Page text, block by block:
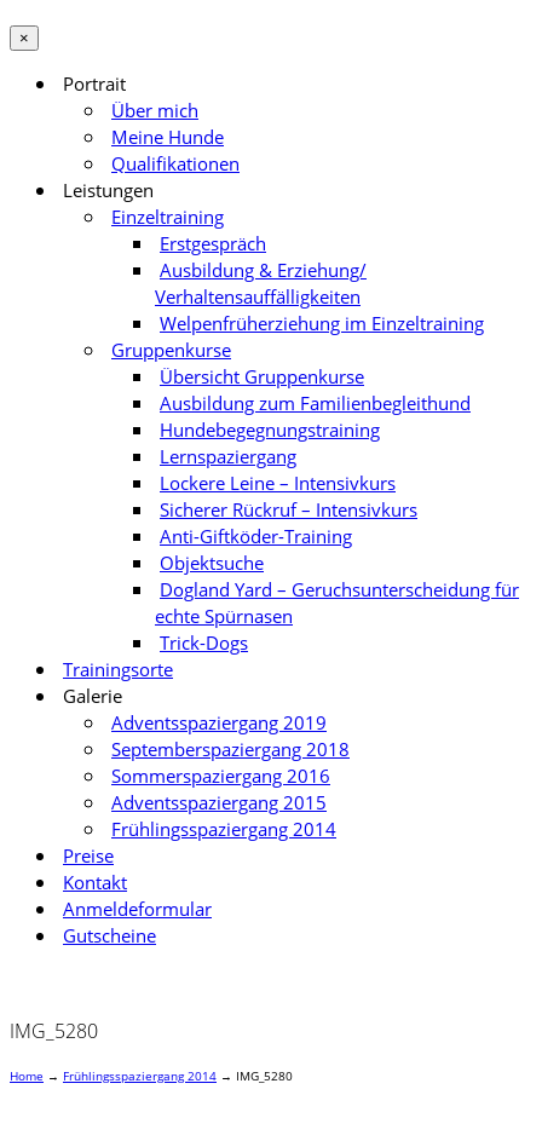
×
Portrait
Über mich
Meine Hunde
Qualifikationen
Leistungen
Einzeltraining
Erstgespräch
Ausbildung & Erziehung/
Verhaltensauffälligkeiten
Welpenfrüherziehung im Einzeltraining
Gruppenkurse
Übersicht Gruppenkurse
Ausbildung zum Familienbegleithund
Hundebegegnungstraining
Lernspaziergang
Lockere Leine – Intensivkurs
Sicherer Rückruf – Intensivkurs
Anti-Giftköder-Training
Objektsuche
Dogland Yard – Geruchsunterscheidung für
echte Spürnasen
Trick-Dogs
Trainingsorte
Galerie
Adventsspaziergang 2019
Septemberspaziergang 2018
Sommerspaziergang 2016
Adventsspaziergang 2015
Frühlingsspaziergang 2014
Preise
Kontakt
Anmeldeformular
Gutscheine
IMG_5280
Home → Frühlingsspaziergang 2014 → IMG_5280